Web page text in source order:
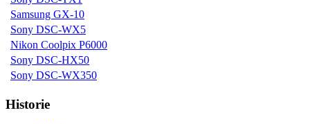
Samsung GX-10
Sony DSC-WX5
Nikon Coolpix P6000
Sony DSC-HX50
Sony DSC-WX350
Historie